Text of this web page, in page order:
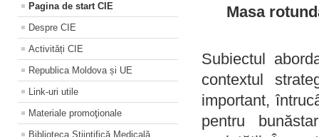
Pagina de start CIE
Despre CIE
Activități CIE
Republica Moldova și UE
Link-uri utile
Materiale promoţionale
Biblioteca Științifică Medicală
Masa
Subiectul
contextul
important,
pentru